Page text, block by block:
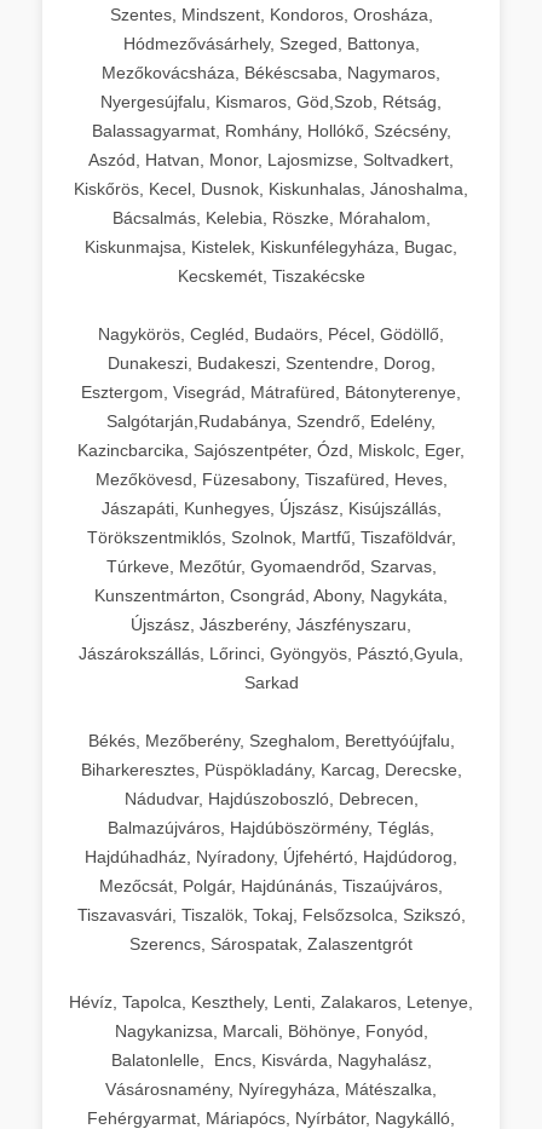
Szentes, Mindszent, Kondoros, Orosháza,
Hódmezővásárhely, Szeged, Battonya,
Mezőkovácsháza, Békéscsaba, Nagymaros,
Nyergesújfalu, Kismaros, Göd,Szob, Rétság,
Balassagyarmat, Romhány, Hollókő, Szécsény,
Aszód, Hatvan, Monor, Lajosmizse, Soltvadkert,
Kiskőrös, Kecel, Dusnok, Kiskunhalas, Jánoshalma,
Bácsalmás, Kelebia, Röszke, Mórahalom,
Kiskunmajsa, Kistelek, Kiskunfélegyháza, Bugac,
Kecskemét, Tiszakécske
Nagykörös, Cegléd, Budaörs, Pécel, Gödöllő,
Dunakeszi, Budakeszi, Szentendre, Dorog,
Esztergom, Visegrád, Mátrafüred, Bátonyterenye,
Salgótarján,Rudabánya, Szendrő, Edelény,
Kazincbarcika, Sajószentpéter, Ózd, Miskolc, Eger,
Mezőkövesd, Füzesabony, Tiszafüred, Heves,
Jászapáti, Kunhegyes, Újszász, Kisújszállás,
Törökszentmiklós, Szolnok, Martfű, Tiszaföldvár,
Túrkeve, Mezőtúr, Gyomaendrőd, Szarvas,
Kunszentmárton, Csongrád, Abony, Nagykáta,
Újszász, Jászberény, Jászfényszaru,
Jászárokszállás, Lőrinci, Gyöngyös, Pásztó,Gyula,
Sarkad
Békés, Mezőberény, Szeghalom, Berettyóújfalu,
Biharkeresztes, Püspökladány, Karcag, Derecske,
Nádudvar, Hajdúszoboszló, Debrecen,
Balmazújváros, Hajdúböszörmény, Téglás,
Hajdúhadház, Nyíradony, Újfehértó, Hajdúdorog,
Mezőcsát, Polgár, Hajdúnánás, Tiszaújváros,
Tiszavasvári, Tiszalök, Tokaj, Felsőzsolca, Szikszó,
Szerencs, Sárospatak, Zalaszentgrót
Hévíz, Tapolca, Keszthely, Lenti, Zalakaros, Letenye,
Nagykanizsa, Marcali, Böhönye, Fonyód,
Balatonlelle, Encs, Kisvárda, Nagyhalász,
Vásárosnamény, Nyíregyháza, Mátészalka,
Fehérgyarmat, Máriapócs, Nyírbátor, Nagykálló,